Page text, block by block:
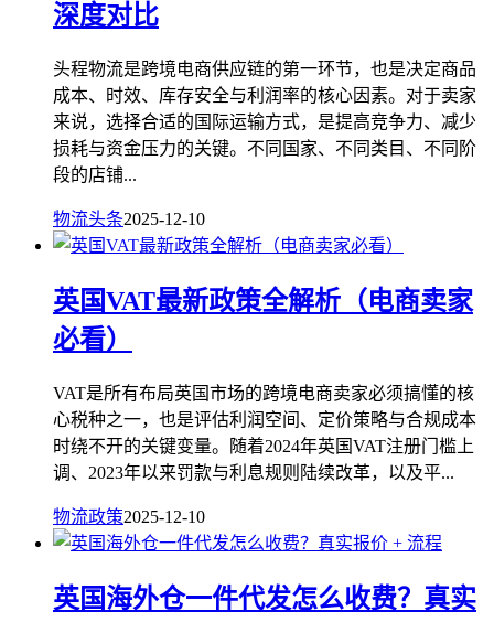
深度对比
头程物流是跨境电商供应链的第一环节，也是决定商品
成本、时效、库存安全与利润率的核心因素。对于卖家
来说，选择合适的国际运输方式，是提高竞争力、减少
损耗与资金压力的关键。不同国家、不同类目、不同阶
段的店铺...
物流头条2025-12-10
英国VAT最新政策全解析（电商卖家
必看）
VAT是所有布局英国市场的跨境电商卖家必须搞懂的核
心税种之一，也是评估利润空间、定价策略与合规成本
时绕不开的关键变量。随着2024年英国VAT注册门槛上
调、2023年以来罚款与利息规则陆续改革，以及平...
物流政策2025-12-10
英国海外仓一件代发怎么收费？真实